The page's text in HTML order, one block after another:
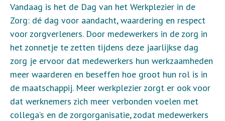
Vandaag is het de Dag van het Werkplezier in de
Zorg: dé dag voor aandacht, waardering en respect
voor zorgverleners. Door medewerkers in de zorg in
het zonnetje te zetten tijdens deze jaarlijkse dag
zorg je ervoor dat medewerkers hun werkzaamheden
meer waarderen en beseffen hoe groot hun rol is in
de maatschappij. Meer werkplezier zorgt er ook voor
dat werknemers zich meer verbonden voelen met
collega’s en de zorgorganisatie, zodat medewerkers